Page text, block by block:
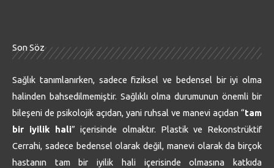
Son Söz
Sağlık tanımlanırken, sadece fiziksel ve bedensel bir iyi olma
halinden bahsedilmemiştir. Sağlıklı olma durumunun önemli bir
bileşeni de psikolojik açıdan, yani ruhsal ve manevi açıdan “tam
bir iyilik hali” içerisinde olmaktır. Plastik ve Rekonstrüktif
Cerrahi, sadece bedensel olarak değil, manevi olarak da birçok
hastanın tam bir iyilik hali içerisinde olmasına katkıda